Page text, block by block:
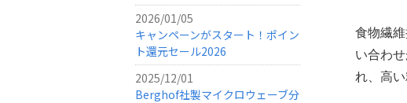
食物繊
い合わ
れ、高
2026/01/05
キャンペーンがスタート！ポイン
ト還元セール2026
2025/12/01
Berghof社製マイクロウェーブ分